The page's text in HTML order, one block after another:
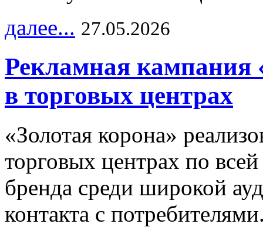
далее... 27.05.2026
Рекламная кампания
в торговых центрах
«Золотая корона»
торговых центрах по
бренда среди широкой
контакта с